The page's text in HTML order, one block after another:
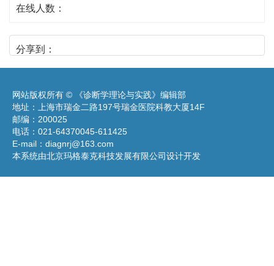
在线人数：
分享到：
网站版权所有 © 《诊断学理论与实践》编辑部
地址：上海市瑞金二路197号瑞金医院科教大厦14F
邮编：200025
电话：021-64370045-611425
E-mail： diagnrj@163.com
本系统由北京玛格泰克科技发展有限公司设计开发